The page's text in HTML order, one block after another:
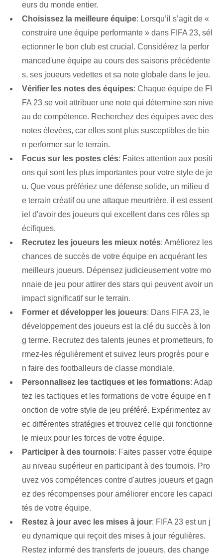
eurs du monde entier.
Choisissez la meilleure équipe: Lorsqu’il s’agit de «
construire une équipe performante » ⁣dans FIFA⁣ 23,⁢ sél
ectionner​ le bon club est crucial. ‍Considérez la ‍perfor
mance‍d'une équipe au cours des‍ saisons précédente
s, ses joueurs vedettes et sa note globale​ dans le ‌jeu.
Vérifier les notes des équipes: Chaque équipe de FI
FA 23 se voit attribuer une note qui détermine son nive
au de compétence. Recherchez des équipes avec des
notes élevées, car elles sont plus susceptibles de bie
n performer sur le terrain.
Focus sur les postes clés⁣: Faites attention aux positi
ons​ qui sont​ les plus importantes pour votre style de je
u. Que vous préfériez une défense solide, un milieu d
e terrain créatif ou une attaque meurtrière, il est essent
iel d'avoir des joueurs qui excellent dans ces rôles sp
écifiques.
Recrutez les joueurs les mieux notés: Améliorez les
chances de succès de votre équipe en acquérant les
meilleurs joueurs. Dépensez judicieusement votre mo
nnaie de jeu ‌pour attirer des stars qui peuvent avoir un
impact significatif sur le terrain.
Former et développer les joueurs: Dans FIFA 23, le
développement des joueurs est la clé du succès à lon
g terme. Recrutez des talents jeunes et prometteurs, fo
rmez-les régulièrement et suivez leurs progrès pour e
n faire des footballeurs de classe mondiale.
Personnalisez les tactiques et les formations: Adap
tez les tactiques et les formations de votre équipe en f
onction de votre style de jeu préféré. Expérimentez av
ec ⁢différentes ‍stratégies et trouvez celle⁢ qui fonctionne
le mieux pour les forces de votre équipe.
Participer à des tournois: Faites passer votre équipe‌
au niveau supérieur en participant à des tournois. Pro
uvez vos compétences contre d'autres joueurs et gagn
ez des récompenses pour améliorer encore les capaci
tés de votre équipe.
Restez à jour avec les mises à jour: FIFA 23 est un j
eu dynamique qui reçoit des mises à jour régulières.
Restez informé des transferts de joueurs, des change